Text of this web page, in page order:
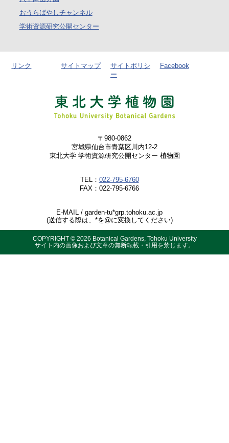
おうらばやしチャンネル
学術資源研究公開センター
リンク サイトマップ
サイトポリシ
ー
Facebook
〒980-0862
宮城県仙台市青葉区川内12-2
東北大学 学術資源研究公開センター 植物園
TEL： 022-795-6760
FAX：022-795-6766
E-MAIL / garden-tu*grp.tohoku.ac.jp
(送信する際は、*を@に変換してください)
COPYRIGHT © 2026 Botanical Gardens, Tohoku University
サイト内の画像および文章の無断転載・引用を禁じます。